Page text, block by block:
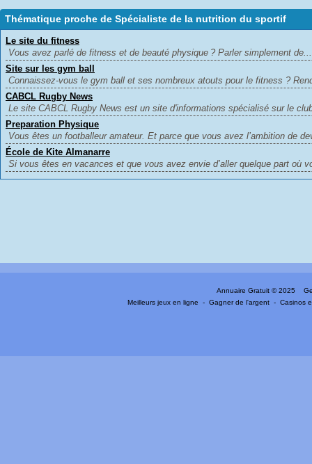
Thématique proche de Spécialiste de la nutrition du sportif
Le site du fitness
Vous avez parlé de fitness et de beauté physique ? Parler simplement de...
Site sur les gym ball
Connaissez-vous le gym ball et ses nombreux atouts pour le fitness ?
CABCL Rugby News
Le site CABCL Rugby News est un site d'informations spécialisé sur le
Preparation Physique
Vous êtes un footballeur amateur. Et parce que vous avez l’ambition de
École de Kite Almanarre
Si vous êtes en vacances et que vous avez envie d’aller quelque part où
Annuaire Gratuit © 2025
Meilleurs jeux en ligne
-Gagner de l'argent -Casinos